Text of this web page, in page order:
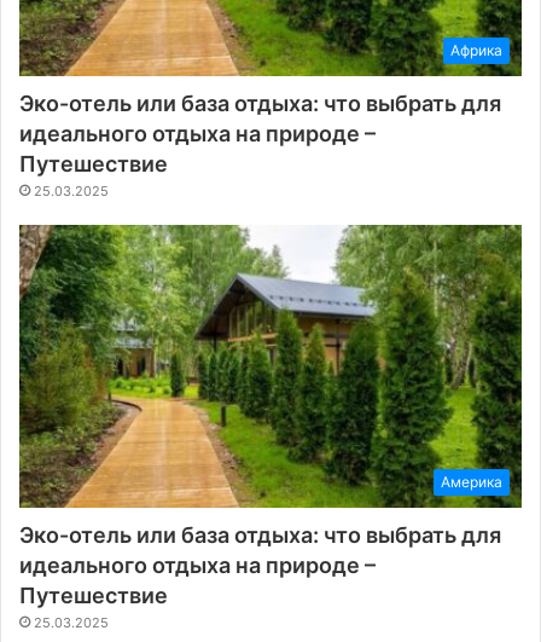
Африка
Эко-отель или база отдыха: что выбрать для
идеального отдыха на природе –
Путешествие
25.03.2025
Америка
Эко-отель или база отдыха: что выбрать для
идеального отдыха на природе –
Путешествие
25.03.2025